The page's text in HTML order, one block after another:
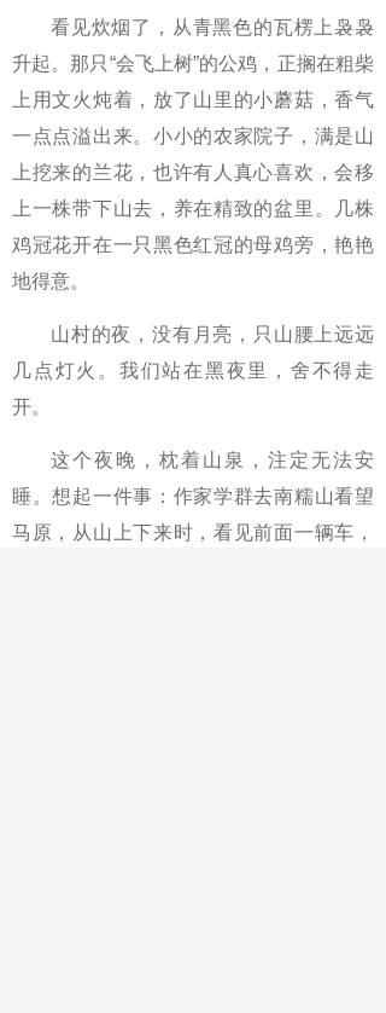
看见炊烟了，从青黑色的瓦楞上袅袅
升起。那只“会飞上树”的公鸡，正搁在粗柴
上用文火炖着，放了山里的小蘑菇，香气
一点点溢出来。小小的农家院子，满是山
上挖来的兰花，也许有人真心喜欢，会移
上一株带下山去，养在精致的盆里。几株
鸡冠花开在一只黑色红冠的母鸡旁，艳艳
地得意。
山村的夜，没有月亮，只山腰上远远
几点灯火。我们站在黑夜里，舍不得走
开。
这个夜晚，枕着山泉，注定无法安
睡。想起一件事：作家学群去南糯山看望
马原，从山上下来时，看见前面一辆车，